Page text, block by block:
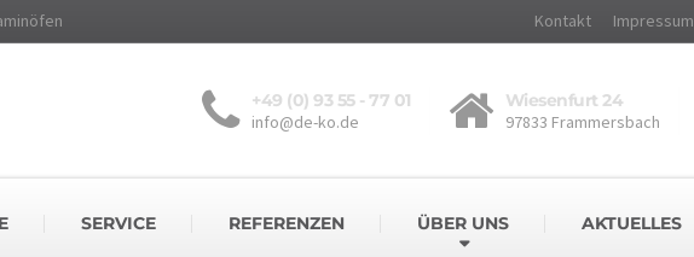
Kontakt Impressum
+49 (0) 93 55 - 77 01
info@de-ko.de
Wiesenfurt 24
97833 Frammersbach
SERVICE REFERENZEN ÜBER UNS AKTUELLES